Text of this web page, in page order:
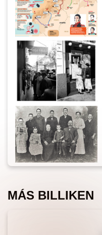
MÁS BILLIKEN